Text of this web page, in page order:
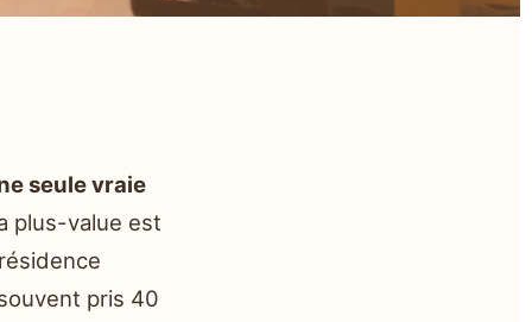
seule vraie
plus-value est
pris 40